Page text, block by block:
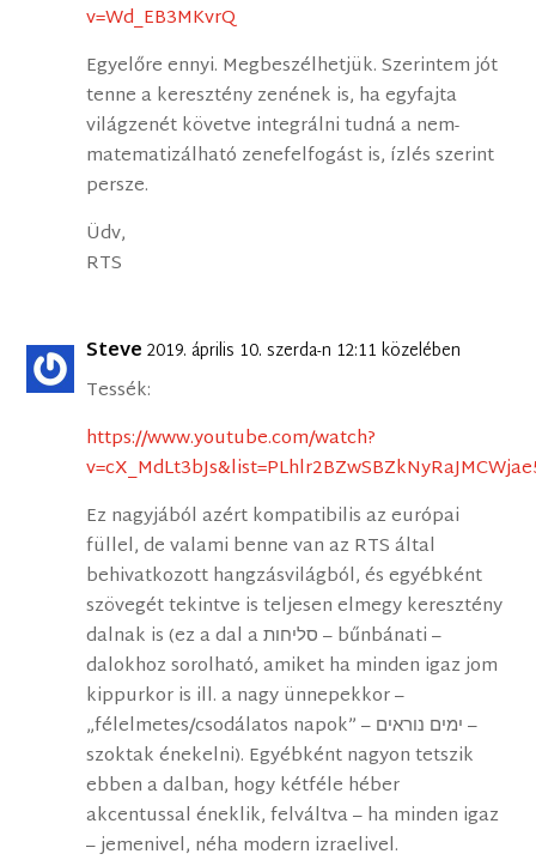
v=Wd_EB3MKvrQ
Egyelőre ennyi. Megbeszélhetjük. Szerintem jót
tenne a keresztény zenének is, ha egyfajta
világzenét követve integrálni tudná a nem-
matematizálható zenefelfogást is, ízlés szerint
persze.
Üdv,
RTS
Steve 2019. április 10. szerda-n 12:11 közelében
Tessék:
https://www.youtube.com/watch?
Ez nagyjából azért kompatibilis az európai
füllel, de valami benne van az RTS által
behivatkozott hangzásvilágból, és egyébként
szövegét tekintve is teljesen elmegy keresztény
dalnak is (ez a dal a סליחות – bűnbánati –
dalokhoz sorolható, amiket ha minden igaz jom
kippurkor is ill. a nagy ünnepekkor –
„félelmetes/csodálatos napok” – ימים נוראים –
szoktak énekelni). Egyébként nagyon tetszik
ebben a dalban, hogy kétféle héber
akcentussal éneklik, felváltva – ha minden igaz
– jemenivel, néha modern izraelivel.